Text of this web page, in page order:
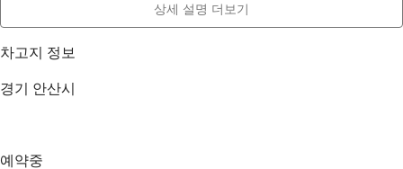
상세 설명 더보기
차고지 정보
경기 안산시
예약중